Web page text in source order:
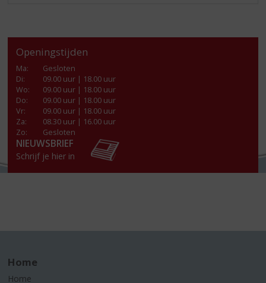
Openingstijden
Ma:
Gesloten
Di:
09.00 uur | 18.00 uur
Wo:
09.00 uur | 18.00 uur
Do:
09.00 uur | 18.00 uur
Vr:
09.00 uur | 18.00 uur
Za:
08.30 uur | 16.00 uur
Zo:
Gesloten
NIEUWSBRIEF
Schrijf je hier in
Home
Home